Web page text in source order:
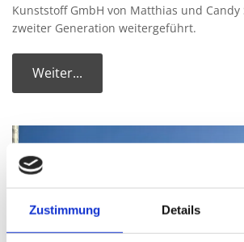
Zustimmung Details
Kunststoff GmbH von Matthias und
zweiter Generation weitergeführt.
Weiter...